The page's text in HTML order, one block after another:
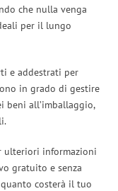
che nulla venga
per il lungo
e addestrati per
in grado di gestire
beni all’imballaggio,
ulteriori informazioni
gratuito e senza
costerà il tuo